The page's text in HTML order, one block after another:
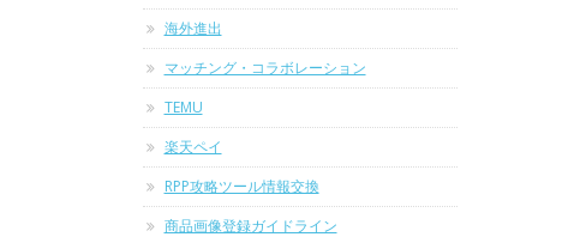
海外進出
マッチング・コラボレーション
TEMU
楽天ペイ
RPP攻略ツール情報交換
商品画像登録ガイドライン